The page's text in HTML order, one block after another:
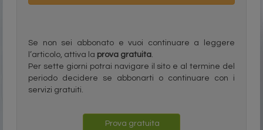
Se non sei abbonato e vuoi continuare a leggere
l’articolo, attiva la prova gratuita.
Per sette giorni potrai navigare il sito e al termine del
periodo decidere se abbonarti o continuare con i
servizi gratuiti.
Prova gratuita